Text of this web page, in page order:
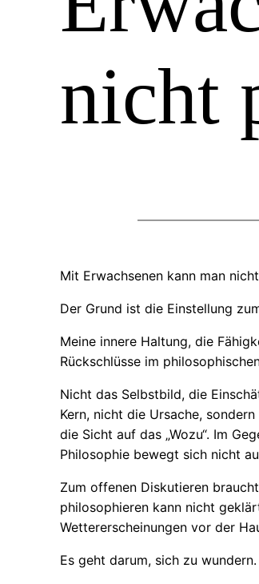
nicht
Mit Erwachsenen kann man
Der Grund ist die Einstellung
Meine innere Haltung, die
Rückschlüsse im
Nicht das Selbstbild, die
Kern, nicht die Ursache,
die Sicht auf das „Wozu“. Im
Philosophie bewegt sich nicht
Zum offenen Diskutieren
philosophieren kann nicht
Wettererscheinungen vor der
Es geht darum, sich zu wundern.